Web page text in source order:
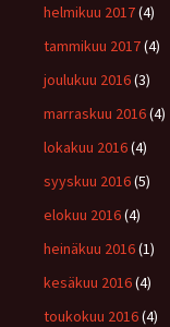
helmikuu 2017(4)
tammikuu 2017(4)
joulukuu 2016(3)
marraskuu 2016(4)
lokakuu 2016(4)
syyskuu 2016(5)
elokuu 2016(4)
heinäkuu 2016(1)
kesäkuu 2016(4)
toukokuu 2016(4)